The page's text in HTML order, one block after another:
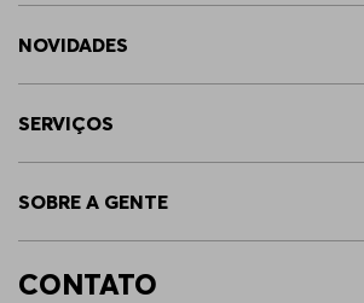
NOVIDADES
SERVIÇOS
SOBRE A GENTE
CONTATO